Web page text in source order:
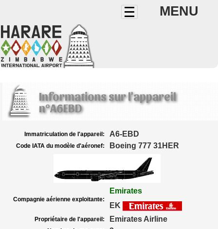
MENU
Informations sur l'appareil
n°A6EBD
Immatriculation de l'appareil: A6-EBD
Code IATA du modèle d'aéronef: Boeing 777 31HER
Compagnie aérienne exploitante:
Emirates
EK
Propriétaire de l'appareil: Emirates Airline